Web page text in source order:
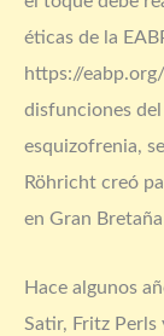
éticas de la
https://
disfunciones
esquizofrenia,
Röhricht creó
en Gran
Hace algunos
Satir, Fritz